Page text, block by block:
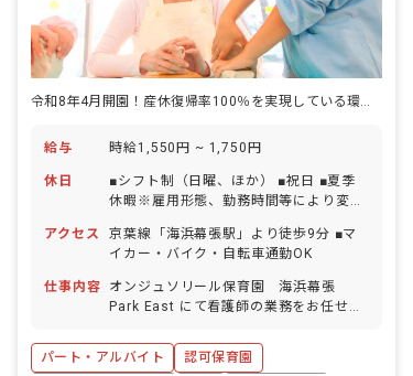
令和8年4月開園！産休復帰率100％を実現している環境で働きませんか
給与 時給1,550円 ~ 1,750円
休日
■シフト制（日曜、ほか） ■祝日 ■夏季
休暇※雇用形態、勤務時間等により変動
暇（取得率95％／半日単位での取得可／
5日以上の連休相談OK） ■産前産後・育
児休暇（取得率100％・復帰率100％）
■介護・看護休暇 ■バースデー日休暇
アクセス
京葉線「海浜幕張駅」より徒歩9分 ■マ
イカー・バイク・自転車通勤OK
仕事内容
オンジュソリール保育園 海浜幕張
Park East にて看護師の業務をお任せし
の健康管理 ・0保育の補助 ・保護者から
の健康相談対応 ・看護・健康に関する業
パート・アルバイト
認可保育園